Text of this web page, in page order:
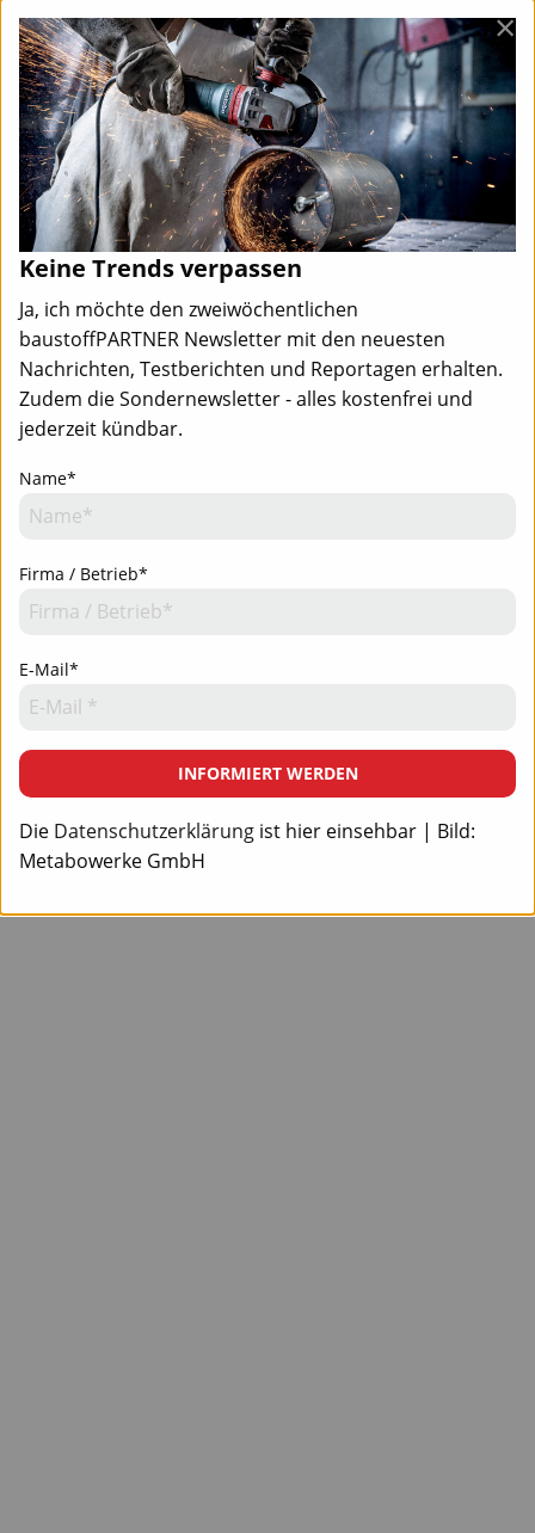
Keine Trends verpassen
Ja, ich möchte den zweiwöchentlichen
baustoffPARTNER Newsletter mit den neuesten
Nachrichten, Testberichten und Reportagen erhalten.
Zudem die Sondernewsletter - alles kostenfrei und
jederzeit kündbar.
Name*
Firma / Betrieb*
E-Mail*
INFORMIERT WERDEN
Die Datenschutzerklärung ist hier einsehbar | Bild:
Metabowerke GmbH
×